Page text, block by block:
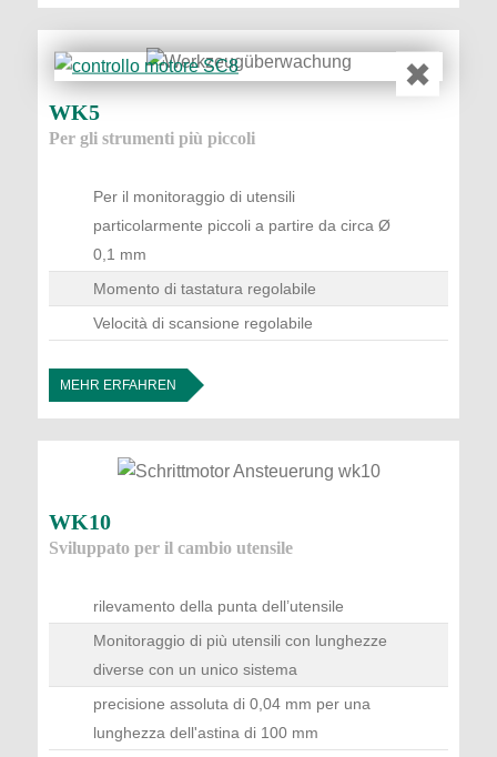
WK5
Per gli strumenti più piccoli
Per il monitoraggio di utensili
particolarmente piccoli a partire da circa Ø
0,1 mm
Momento di tastatura regolabile
Velocità di scansione regolabile
MEHR ERFAHREN
WK10
Sviluppato per il cambio utensile
rilevamento della punta dell’utensile
Monitoraggio di più utensili con lunghezze
diverse con un unico sistema
precisione assoluta di 0,04 mm per una
lunghezza dell'astina di 100 mm
✖